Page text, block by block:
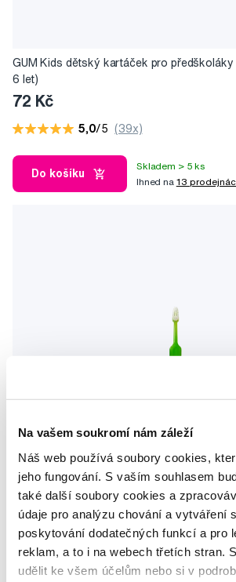
Na vašem soukromí nám záleží
Náš web používá soubory cookies,
jeho fungování. S vaším souhlasem
také další soubory cookies a
údaje pro analýzu chování a vytváření
poskytování dodatečných funkcí a pro
reklam, a to i na webech třetích stran.
udělit ke všem účelům nebo si v
GUM Kids dětský kartáček pro předškoláky
6 let)
72 Kč
5,0/5 (39x)
Do košíku
Skladem > 5 ks
Ihned na 13
TePe Kids x-soft, dětský zubní kartáček